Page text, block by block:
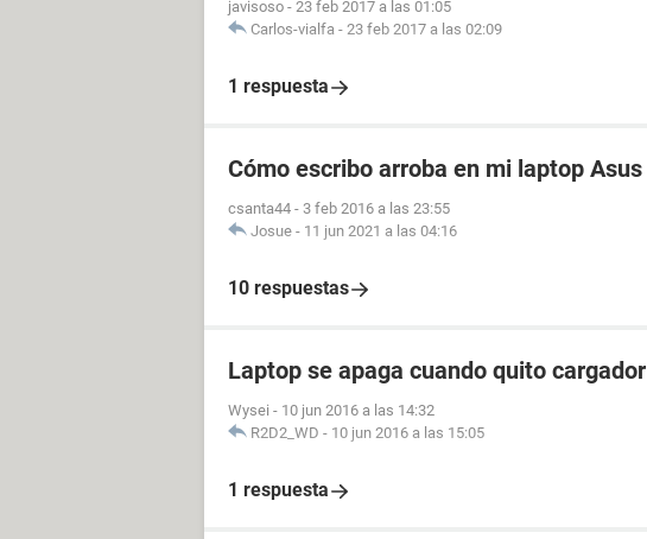
javisoso - 23 feb 2017 a las 01:05
Carlos-vialfa - 23 feb 2017 a las 02:09
1 respuesta
Cómo escribo arroba en mi laptop Asus
csanta44 - 3 feb 2016 a las 23:55
Josue - 11 jun 2021 a las 04:16
10 respuestas
Laptop se apaga cuando quito cargador
Wysei - 10 jun 2016 a las 14:32
R2D2_WD - 10 jun 2016 a las 15:05
1 respuesta